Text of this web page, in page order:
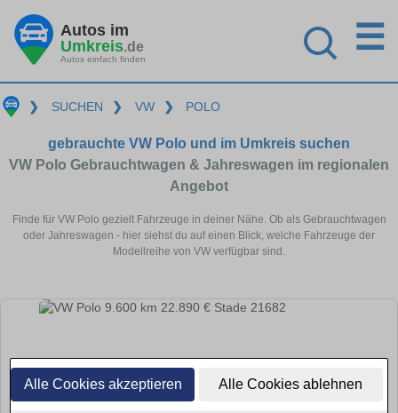
Alle Cookies akzeptieren Alle Cookies ablehnen
Autos im
Umkreis.de
Autos einfach finden
☰
❯ SUCHEN ❯ VW ❯ POLO
gebrauchte VW Polo und im Umkreis suchen
VW Polo Gebrauchtwagen & Jahreswagen im regionalen
Angebot
Finde für VW Polo gezielt Fahrzeuge in deiner Nähe. Ob als Gebrauchtwagen
oder Jahreswagen - hier siehst du auf einen Blick, welche Fahrzeuge der
Modellreihe von VW verfügbar sind.